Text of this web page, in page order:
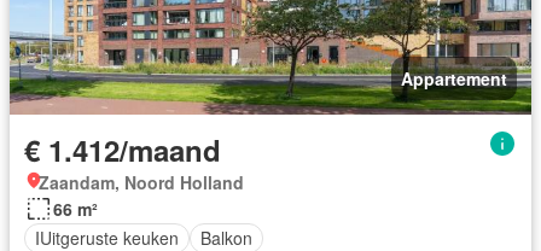
Appartement
€ 1.412/maand
Zaandam, Noord Holland
66 m²
IUitgeruste keuken
Balkon